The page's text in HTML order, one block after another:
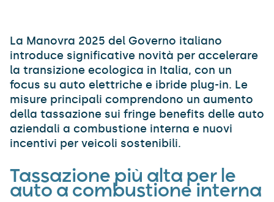
La Manovra 2025 del Governo italiano
introduce significative novità per accelerare
la transizione ecologica in Italia, con un
focus su auto elettriche e ibride plug-in. Le
misure principali comprendono un aumento
della tassazione sui fringe benefits delle auto
aziendali a combustione interna e nuovi
incentivi per veicoli sostenibili.
Tassazione più alta per le
auto a combustione interna